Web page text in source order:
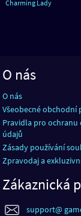
Charming Lady
O nás
O nás
Všeobecné obchodní
Pravidla pro ochranu
údajů
Zásady používání
Zpravodaj a
Zákaznická
support@